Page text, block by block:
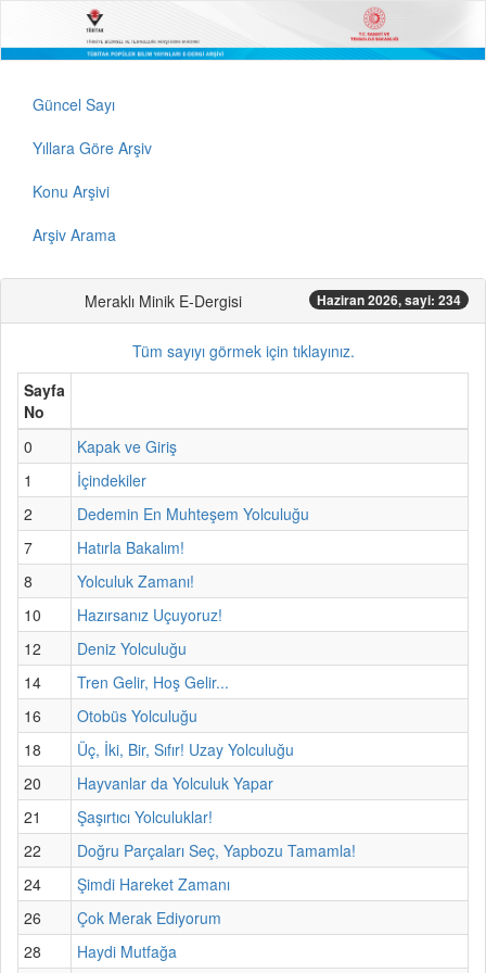
Güncel Sayı
Yıllara Göre Arşiv
Konu Arşivi
Arşiv Arama
Meraklı Minik E-Dergisi Haziran 2026, sayi: 234
Tüm sayıyı görmek için tıklayınız.
Sayfa
No
0
Kapak ve Giriş
1
İçindekiler
2
Dedemin En Muhteşem Yolculuğu
7
Hatırla Bakalım!
8
Yolculuk Zamanı!
10
Hazırsanız Uçuyoruz!
12
Deniz Yolculuğu
14
Tren Gelir, Hoş Gelir...
16
Otobüs Yolculuğu
18
Üç, İki, Bir, Sıfır! Uzay Yolculuğu
20
Hayvanlar da Yolculuk Yapar
21
Şaşırtıcı Yolculuklar!
22
Doğru Parçaları Seç, Yapbozu Tamamla!
24
Şimdi Hareket Zamanı
26
Çok Merak Ediyorum
28
Haydi Mutfağa